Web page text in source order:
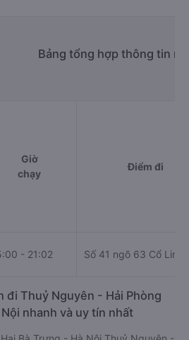
Bảng tổng hợp thông tin
Giờ
chạy
Điểm đi
- 21:02 Số 41 ngõ 63 Cổ Linh
đi Thuỷ Nguyên - Hải Phòng
nhanh và uy tín nhất